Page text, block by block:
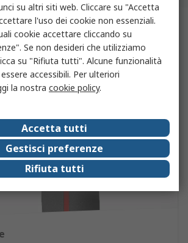
su altri siti web. Cliccare su "Accetta
l'uso dei cookie non essenziali.
cookie accettare cliccando su
Se non desideri che utilizziamo
su "Rifiuta tutti". Alcune funzionalità
accessibili. Per ulteriori
la nostra cookie policy.
Accetta tutti
Gestisci preferenze
Rifiuta tutti